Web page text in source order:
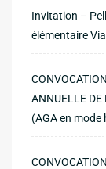
Invitation –
élémentaire
ANNUELLE DE
(AGA en mode